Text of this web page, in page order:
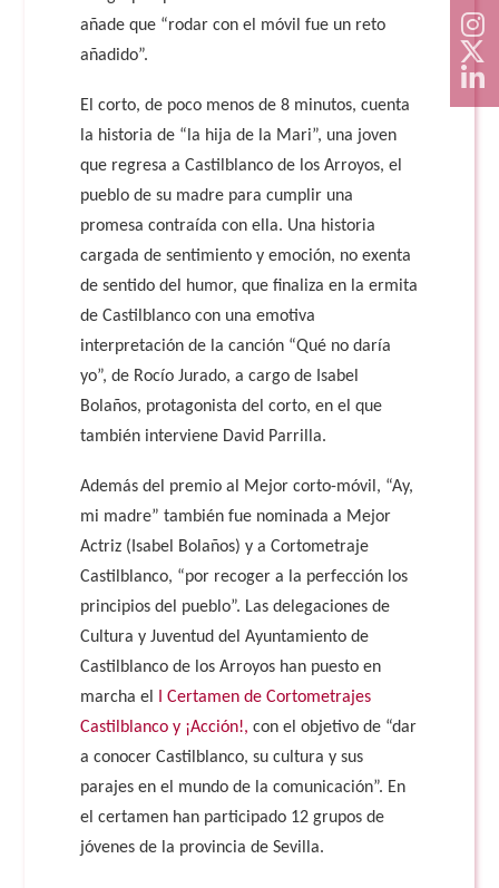
añade que “rodar con el móvil fue un reto
añadido”.
El corto, de poco menos de 8 minutos, cuenta
la historia de “la hija de la Mari”, una joven
que regresa a Castilblanco de los Arroyos, el
pueblo de su madre para cumplir una
promesa contraída con ella. Una historia
cargada de sentimiento y emoción, no exenta
de sentido del humor, que finaliza en la ermita
de Castilblanco con una emotiva
interpretación de la canción “Qué no daría
yo”, de Rocío Jurado, a cargo de Isabel
Bolaños, protagonista del corto, en el que
también interviene David Parrilla.
Además del premio al Mejor corto-móvil, “Ay,
mi madre” también fue nominada a Mejor
Actriz (Isabel Bolaños) y a Cortometraje
Castilblanco, “por recoger a la perfección los
principios del pueblo”. Las delegaciones de
Cultura y Juventud del Ayuntamiento de
Castilblanco de los Arroyos han puesto en
marcha el
I Certamen de Cortometrajes
Castilblanco y ¡Acción!, con el objetivo de “dar
a conocer Castilblanco, su cultura y sus
parajes en el mundo de la comunicación”. En
el certamen han participado 12 grupos de
jóvenes de la provincia de Sevilla.